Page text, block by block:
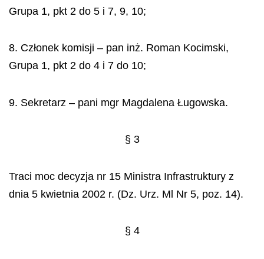
Grupa 1, pkt 2 do 5 i 7, 9, 10;
8. Członek komisji – pan inż. Roman Kocimski,
Grupa 1, pkt 2 do 4 i 7 do 10;
9. Sekretarz – pani mgr Magdalena Ługowska.
§ 3
Traci moc decyzja nr 15 Ministra Infrastruktury z
dnia 5 kwietnia 2002 r. (Dz. Urz. Ml Nr 5, poz. 14).
§ 4